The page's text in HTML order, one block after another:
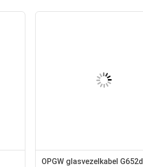
OPGW glasvezelkabel G652d